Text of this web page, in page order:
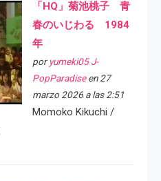
「HQ」菊池桃子 青
春のいじわる 1984
年
por yumeki05 J-
PopParadiseen 27
marzo 2026 a las 2:51
Momoko Kikuchi /